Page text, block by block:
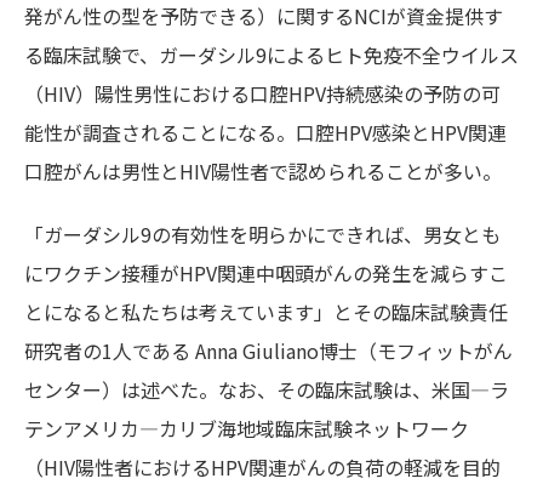
発がん性の型を予防できる）に関するNCIが資金提供す
る臨床試験で、ガーダシル9によるヒト免疫不全ウイルス
（HIV）陽性男性における口腔HPV持続感染の予防の可
能性が調査されることになる。口腔HPV感染とHPV関連
口腔がんは男性とHIV陽性者で認められることが多い。
「ガーダシル9の有効性を明らかにできれば、男女とも
にワクチン接種がHPV関連中咽頭がんの発生を減らすこ
とになると私たちは考えています」とその臨床試験責任
研究者の1人である Anna Giuliano博士（モフィットがん
センター）は述べた。なお、その臨床試験は、米国―ラ
テンアメリカ―カリブ海地域臨床試験ネットワーク
（HIV陽性者におけるHPV関連がんの負荷の軽減を目的